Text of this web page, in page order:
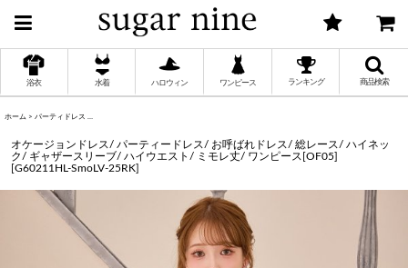
浴衣 水着 ハロウィン ワンピース ランキング 商品検索
ホーム > パーティドレス
オケージョンドレス/ パーティードレス/ お呼ばれドレス/ 総レース/ ハイネッ
ク/ ギャザースリーブ/ ハイウエスト/ ミモレ丈/ ワンピース[OF05]
[G60211HL-SmoLV-25RK]